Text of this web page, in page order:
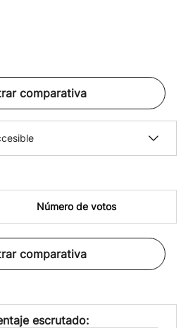
comparativa
Número de votos
comparativa
escrutado: